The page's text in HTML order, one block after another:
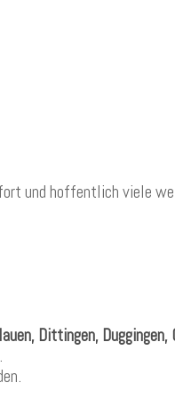
und hoffentlich viele
Dittingen, Duggingen,